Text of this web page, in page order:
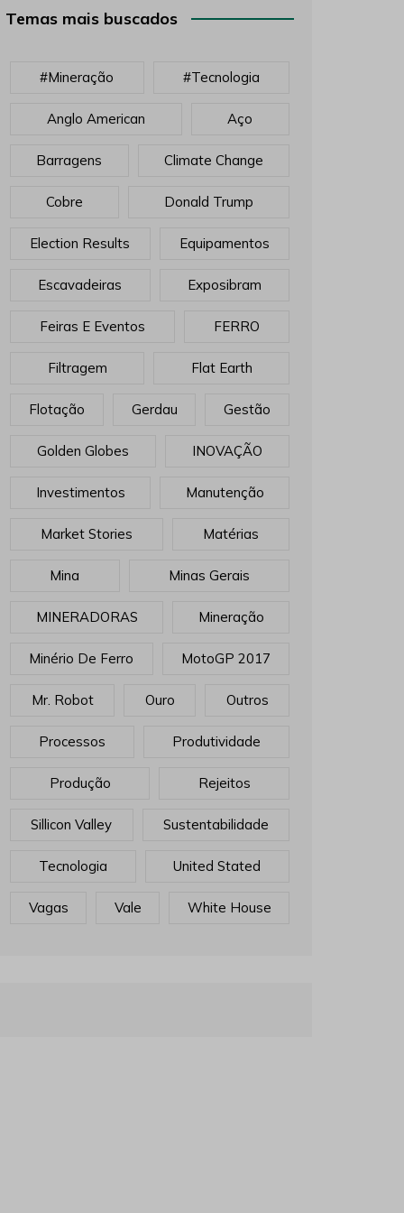
Temas mais buscados
#mineração #tecnologia
Anglo American Aço
Barragens Climate Change
Cobre Donald Trump
Election Results Equipamentos
Escavadeiras Exposibram
Feiras E Eventos FERRO
Filtragem Flat Earth
Flotação Gerdau Gestão
Golden Globes INOVAÇÃO
Investimentos Manutenção
Market Stories Matérias
Mina Minas Gerais
MINERADORAS Mineração
Minério De Ferro MotoGP 2017
Mr. Robot Ouro Outros
Processos Produtividade
Produção Rejeitos
Sillicon Valley Sustentabilidade
Tecnologia United Stated
Vagas Vale White House